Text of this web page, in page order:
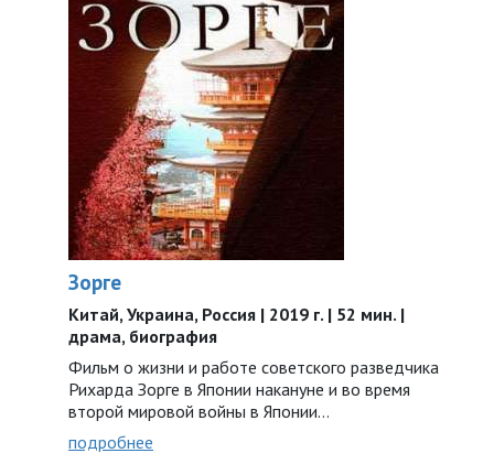
Зорге
Китай, Украина, Россия | 2019 г. | 52 мин. |
драма, биография
Фильм о жизни и работе советского разведчика
Рихарда Зорге в Японии накануне и во время
второй мировой войны в Японии…
подробнее